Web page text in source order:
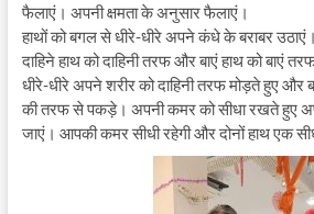
फैलाएं। अपनी क्षमता के अनुसार फैलाएं।
हाथों को बगल से धीरे-धीरे अपने कंधे के बराबर
दाहिने हाथ को दाहिनी तरफ और बाएं हाथ को बाएं
धीरे-धीरे अपने शरीर को दाहिनी तरफ मोड़ते हुए और
की तरफ से पकड़े। अपनी कमर को सीधा रखते हुए
जाएं। आपकी कमर सीधी रहेगी और दोनों हाथ एक